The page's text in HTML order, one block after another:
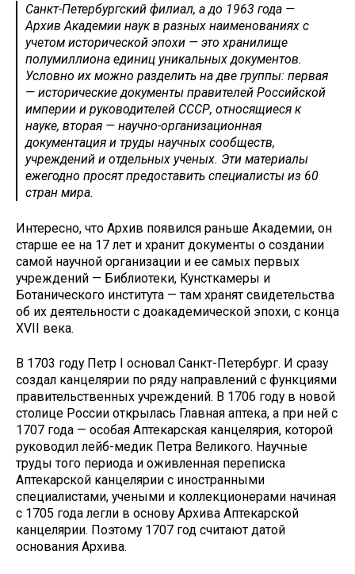
Санкт-Петербургский филиал, а до 1963 года —
Архив Академии наук в разных наименованиях с
учетом исторической эпохи — это хранилище
полумиллиона единиц уникальных документов.
Условно их можно разделить на две группы: первая
— исторические документы правителей Российской
империи и руководителей СССР, относящиеся к
науке, вторая — научно-организационная
документация и труды научных сообществ,
учреждений и отдельных ученых. Эти материалы
ежегодно просят предоставить специалисты из 60
стран мира.
Интересно, что Архив появился раньше Академии, он
старше ее на 17 лет и хранит документы о создании
самой научной организации и ее самых первых
учреждений — Библиотеки, Кунсткамеры и
Ботанического института — там хранят свидетельства
об их деятельности с доакадемической эпохи, с конца
XVII века.
В 1703 году Петр I основал Санкт-Петербург. И сразу
создал канцелярии по ряду направлений с функциями
правительственных учреждений. В 1706 году в новой
столице России открылась Главная аптека, а при ней с
1707 года — особая Аптекарская канцелярия, которой
руководил лейб-медик Петра Великого. Научные
труды того периода и оживленная переписка
Аптекарской канцелярии с иностранными
специалистами, учеными и коллекционерами начиная
с 1705 года легли в основу Архива Аптекарской
канцелярии. Поэтому 1707 год считают датой
основания Архива.